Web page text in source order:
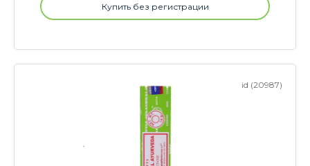
Купить без регистрации
id (20987)